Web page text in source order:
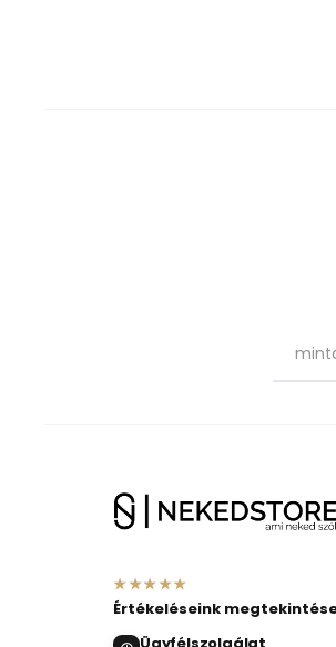
★★★★★
Értékeléseink